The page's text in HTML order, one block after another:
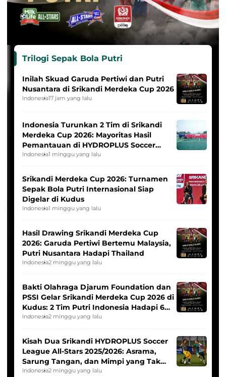
Trilogi Sepak Bola Putri
Inilah Skuad Garuda Pertiwi dan Putri
Nusantara di Srikandi Merdeka Cup 2026
Indonesia17 jam yang lalu
Indonesia Turunkan 2 Tim di Srikandi
Merdeka Cup 2026: Mayoritas Hasil
Pemantauan di HYDROPLUS Soccer
League
Indonesia1 minggu yang lalu
Srikandi Merdeka Cup 2026: Turnamen
Sepak Bola Putri Internasional Siap
Digelar di Kudus
Indonesia1 minggu yang lalu
Hasil Drawing Srikandi Merdeka Cup
2026: Garuda Pertiwi Bertemu Malaysia,
Putri Nusantara Hadapi Thailand
Indonesia2 minggu yang lalu
Bakti Olahraga Djarum Foundation dan
PSSI Gelar Srikandi Merdeka Cup 2026 di
Kudus: 2 Tim Putri Indonesia Hadapi 6
Tim Asia
Indonesia2 minggu yang lalu
Kisah Dua Srikandi HYDROPLUS Soccer
League All-Stars 2025/2026: Asrama,
Sarung Tangan, dan Mimpi yang Tak
Pernah Padam
Indonesia2 minggu yang lalu